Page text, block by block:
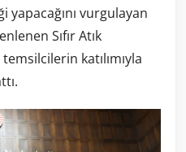
yapacağını vurgulayan
Sıfır Atık
katılımıyla